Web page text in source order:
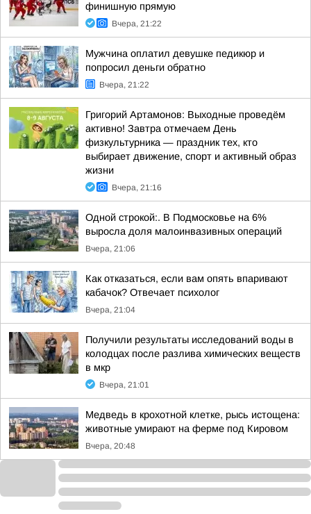
финишную прямую
Вчера, 21:22
Мужчина оплатил девушке педикюр и
попросил деньги обратно
Вчера, 21:22
Григорий Артамонов: Выходные проведём
активно! Завтра отмечаем День
физкультурника — праздник тех, кто
выбирает движение, спорт и активный образ
жизни
Вчера, 21:16
Одной строкой:. В Подмосковье на 6%
выросла доля малоинвазивных операций
Вчера, 21:06
Как отказаться, если вам опять впаривают
кабачок? Отвечает психолог
Вчера, 21:04
Получили результаты исследований воды в
колодцах после разлива химических веществ
в мкр
Вчера, 21:01
Медведь в крохотной клетке, рысь истощена:
животные умирают на ферме под Кировом
Вчера, 20:48